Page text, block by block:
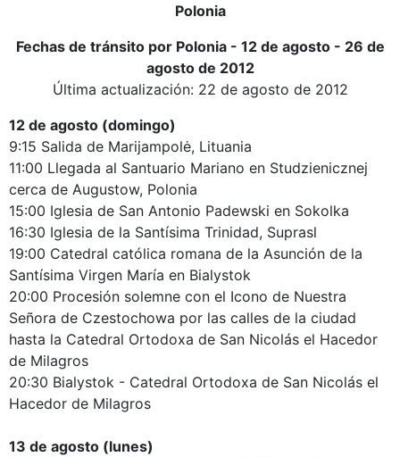
Polonia
Fechas de tránsito por Polonia - 12 de agosto - 26 de
agosto de 2012
Última actualización: 22 de agosto de 2012
12 de agosto (domingo)
9:15 Salida de Marijampolė, Lituania
11:00 Llegada al Santuario Mariano en Studzienicznej
cerca de Augustow, Polonia
15:00 Iglesia de San Antonio Padewski en Sokolka
16:30 Iglesia de la Santísima Trinidad, Suprasl
19:00 Catedral católica romana de la Asunción de la
Santísima Virgen María en Bialystok
20:00 Procesión solemne con el Icono de Nuestra
Señora de Czestochowa por las calles de la ciudad
hasta la Catedral Ortodoxa de San Nicolás el Hacedor
de Milagros
20:30 Bialystok - Catedral Ortodoxa de San Nicolás el
Hacedor de Milagros
13 de agosto (lunes)